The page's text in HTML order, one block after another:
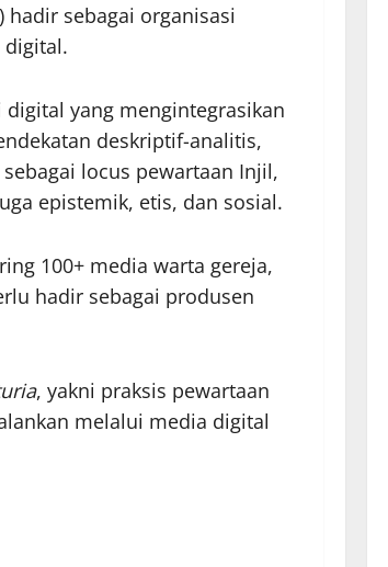
hadir sebagai organisasi
yang mengintegrasikan
deskriptif-analitis,
locus pewartaan Injil,
epistemik, etis, dan sosial.
100+ media warta gereja,
hadir sebagai produsen
, yakni praksis pewartaan
melalui media digital